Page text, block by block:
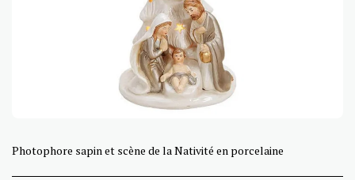
Photophore sapin et scène de la Nativité en porcelaine